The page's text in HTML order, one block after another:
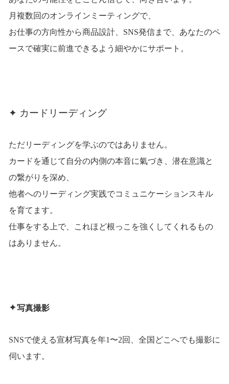
月複数回のオンラインミーティングで、
お仕事の方向性から商品設計、SNS発信まで、あなたのペ
ースで確実に前進できるよう細やかにサポート。
✦ カードリーディング
ただリーディングを学ぶのではありません。
カードを通じて自分の内側の本音に氣づき、潜在意識と
の繋がりを深め、
他者へのリーディング実践でコミュニケーションスキル
を育てます。
仕事をする上で、これほど根っこを強くしてくれるもの
はありません。
✦写真撮影
SNSで使える宣材写真を年1〜2回、全国どこへでも撮影に
伺います。